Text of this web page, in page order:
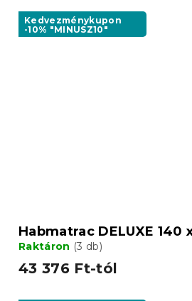
Kedvezménykupon
-10% "MINUSZ10"
Habmatrac DELUXE 140
Raktáron (3 db)
43 376 Ft-tól